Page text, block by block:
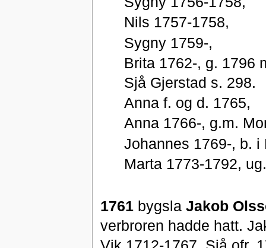
Nils 1757-1758,
Sygny 1759-,
Brita 1762-, g. 1796
Sjå Gjerstad s. 298.
Anna f. og d. 1765,
Anna 1766-, g.m.
Johannes 1769-, b. i
Marta 1773-1792,
1761bygsla Jakob
verbroren hadde hatt.